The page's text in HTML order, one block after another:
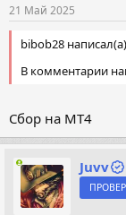
21 Май 2025
bibob28
В комментарии
Сбор на МТ4
Juvv